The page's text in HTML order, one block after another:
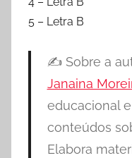
5 – Letra B
✍️ Sobre a
Janaina
educacional
conteúdos
Elabora